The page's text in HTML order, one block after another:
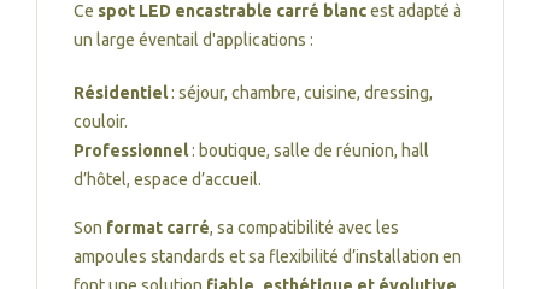
Ce spot LED encastrable carré blancest adapté à
un large éventail d'applications :
Résidentiel: séjour, chambre, cuisine, dressing,
couloir.
Professionnel: boutique, salle de réunion, hall
d’hôtel, espace d’accueil.
Son format carré, sa compatibilité avec les
ampoules standards et sa flexibilité d’installation en